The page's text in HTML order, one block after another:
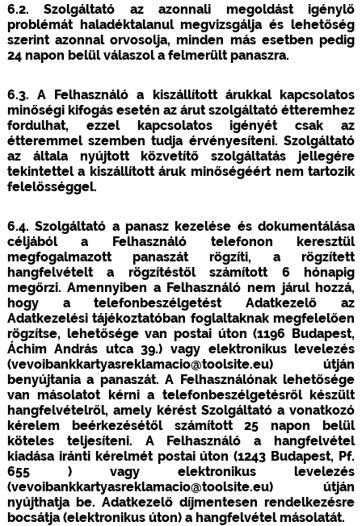
6.2. Szolgáltató az azonnali megoldást igénylő
problémát haladéktalanul megvizsgálja és lehetőség
szerint azonnal orvosolja, minden más esetben pedig
24 napon belül válaszol a felmerült panaszra.
6.3. A Felhasználó a kiszállított árukkal kapcsolatos
minőségi kifogás esetén az árut szolgáltató étteremhez
fordulhat, ezzel kapcsolatos igényét csak az
étteremmel szemben tudja érvényesíteni. Szolgáltató
az általa nyújtott közvetítő szolgáltatás jellegére
tekintettel a kiszállított áruk minőségéért nem tartozik
felelősséggel.
6.4. Szolgáltató a panasz kezelése és dokumentálása
céljából a Felhasználó telefonon keresztül
megfogalmazott panaszát rögzíti, a rögzített
hangfelvételt a rögzítéstől számított 6 hónapig
megőrzi. Amennyiben a Felhasználó nem járul hozzá,
hogy a telefonbeszélgetést Adatkezelő az
Adatkezelési tájékoztatóban foglaltaknak megfelelően
rögzítse, lehetősége van postai úton (1196 Budapest,
Áchim András utca 39.) vagy elektronikus levelezés
(vevoibankkartyasreklamacio@toolsite.eu) útján
benyújtania a panaszát. A Felhasználónak lehetősége
van másolatot kérni a telefonbeszélgetésről készült
hangfelvételről, amely kérést Szolgáltató a vonatkozó
kérelem beérkezésétől számított 25 napon belül
köteles teljesíteni. A Felhasználó a hangfelvétel
kiadása iránti kérelmét postai úton (1243 Budapest, Pf.
655 ) vagy elektronikus levelezés
(vevoibankkartyasreklamacio@toolsite.eu) útján
nyújthatja be. Adatkezelő díjmentesen rendelkezésre
bocsátja (elektronikus úton) a hangfelvétel másolatát.